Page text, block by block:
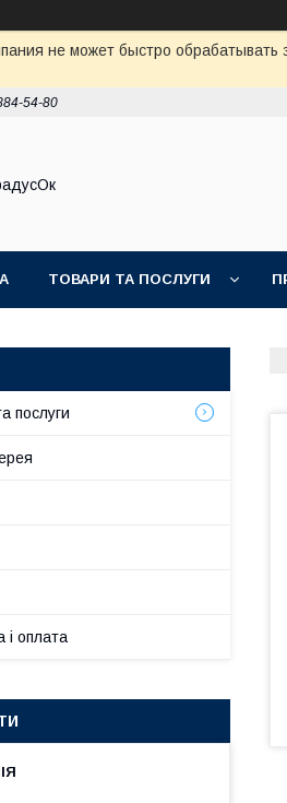
не может быстро
54-80
ТОВАРИ ТА ПОСЛУГИ
послуги
і оплата